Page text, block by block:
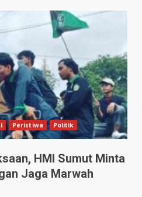
Peristiwa Politik
HMI Sumut Minta
Jaga Marwah